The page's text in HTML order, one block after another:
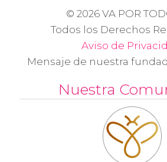
© 2026 VA POR
Todos los Derechos
Aviso de
Mensaje de nuestra
Nuestra